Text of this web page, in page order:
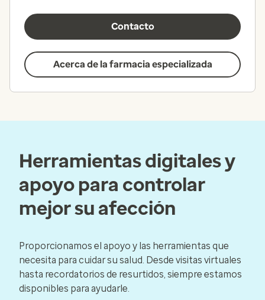
Contacto
Acerca de la farmacia especializada
Herramientas digitales y
apoyo para controlar
mejor su afección
Proporcionamos el apoyo y las herramientas que
necesita para cuidar su salud. Desde visitas virtuales
hasta recordatorios de resurtidos, siempre estamos
disponibles para ayudarle.